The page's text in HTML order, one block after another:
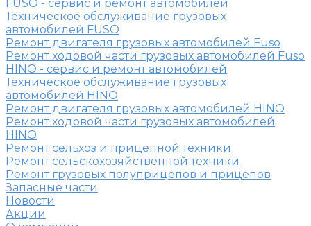
FUSO - сервис и ремонт автомобилей
Техническое обслуживание грузовых
автомобилей FUSO
Ремонт двигателя грузовых автомобилей Fuso
Ремонт ходовой части грузовых автомобилей Fuso
HINO - сервис и ремонт автомобилей
Техническое обслуживание грузовых
автомобилей HINO
Ремонт двигателя грузовых автомобилей HINO
Ремонт ходовой части грузовых автомобилей
HINO
Ремонт сельхоз и прицепной техники
Ремонт сельскохозяйственной техники
Ремонт грузовых полуприцепов и прицепов
Запасные части
Новости
Акции